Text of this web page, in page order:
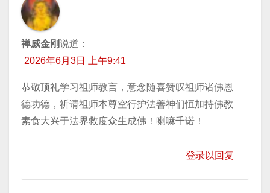
禅威金刚说道：
2026年6月3日 上午9:41
恭敬顶礼学习祖师教言，意念随喜赞叹祖师诸佛恩
德功德，祈请祖师本尊空行护法善神们恒加持佛教
素食大兴于法界救度众生成佛！喇嘛千诺！
登录以回复